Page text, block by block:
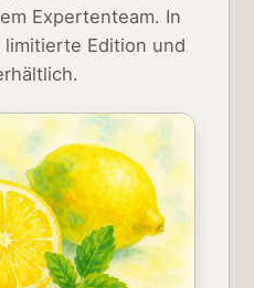
Expertenteam. In
Edition und